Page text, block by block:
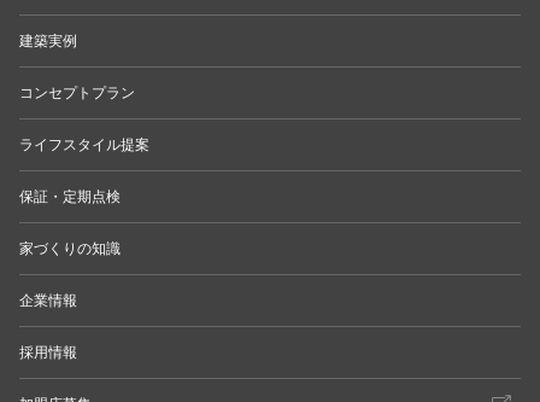
建築実例
コンセプトプラン
ライフスタイル提案
保証・定期点検
家づくりの知識
企業情報
採用情報